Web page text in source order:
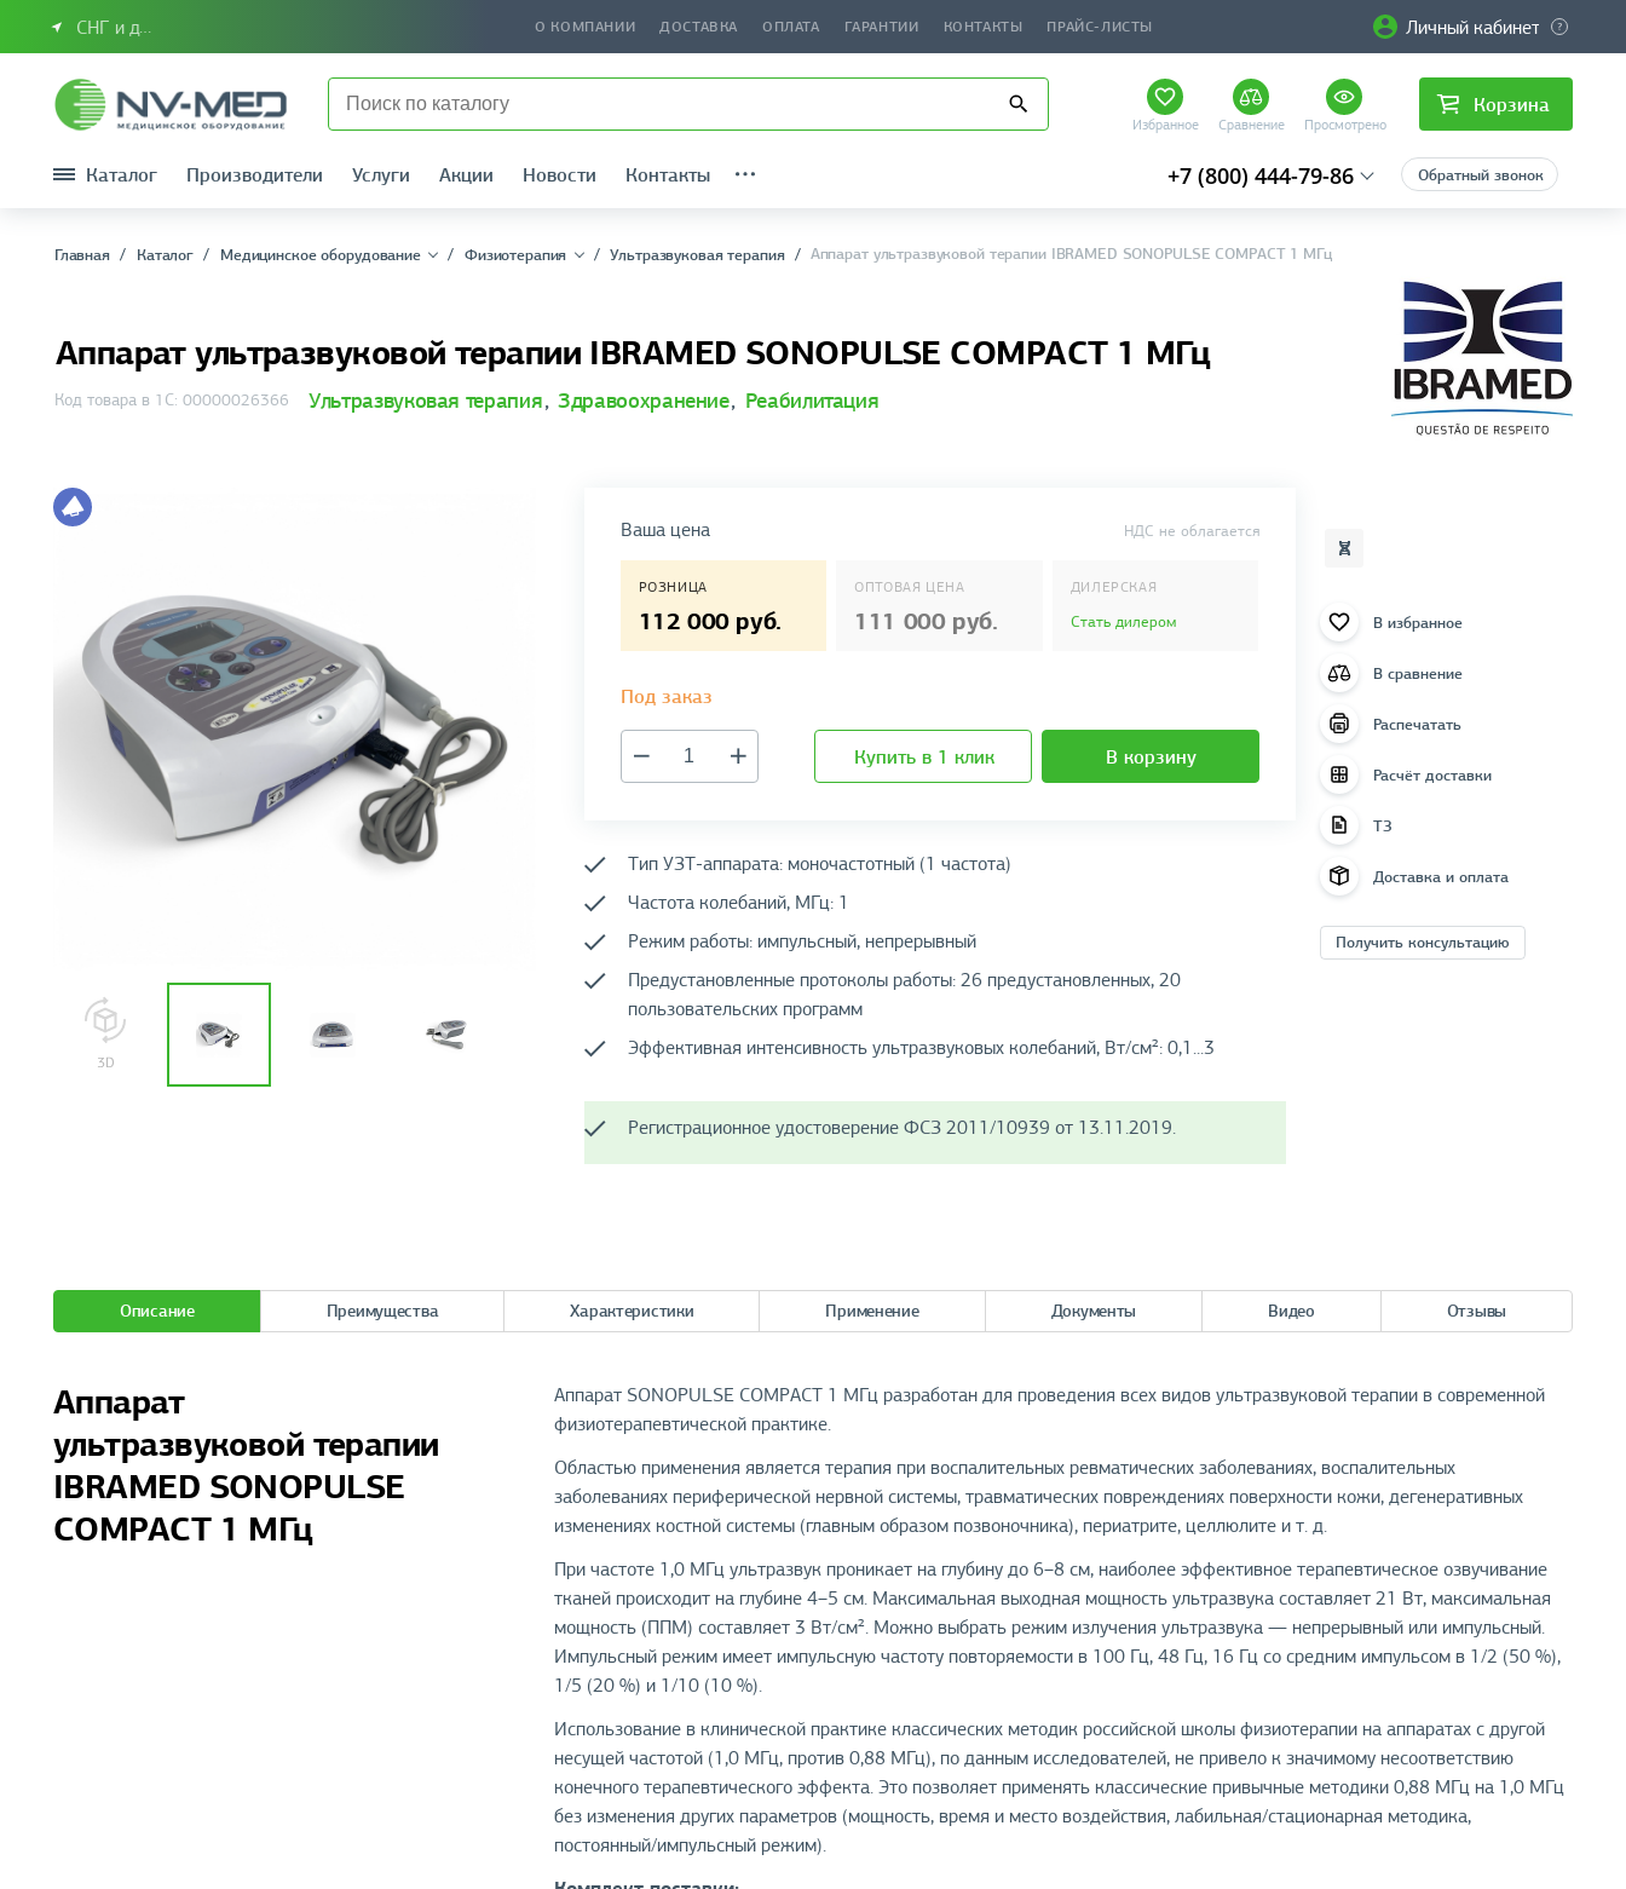
СНГ и другие страны О КОМПАНИИ ДОСТАВКА ОПЛАТА ГАРАНТИИ КОНТАКТЫ ПРАЙС-ЛИСТЫ Личный кабинет
Избранное Сравнение Просмотрено
Корзина
Каталог Производители Услуги Акции Новости Контакты +7 (800) 444-79-86 Обратный звонок
Главная Каталог Медицинское оборудование Физиотерапия Ультразвуковая терапия Аппарат ультразвуковой терапии IBRAMED SONOPULSE COMPACT 1 МГц
Аппарат ультразвуковой терапии IBRAMED SONOPULSE COMPACT 1 МГц
Код товара в 1С: 00000026366 Ультразвуковая терапия, Здравоохранение, Реабилитация
Ваша цена НДС не облагается
РОЗНИЦА
112 000 руб.
ОПТОВАЯ ЦЕНА
111 000 руб.
ДИЛЕРСКАЯ
Стать дилером
Под заказ
Купить в 1 клик В корзину
Тип УЗТ-аппарата: моночастотный (1 частота)
Частота колебаний, МГц: 1
Режим работы: импульсный, непрерывный
Предустановленные протоколы работы: 26 предустановленных, 20
пользовательских программ
Эффективная интенсивность ультразвуковых колебаний, Вт/см²: 0,1...3
Регистрационное удостоверение ФСЗ 2011/10939 от 13.11.2019.
В избранное
В сравнение
Распечатать
Расчёт доставки
ТЗ
Доставка и оплата
Получить консультацию
Описание Преимущества Характеристики Применение Документы Видео Отзывы
Аппарат
ультразвуковой терапии
IBRAMED SONOPULSE
COMPACT 1 МГц
Аппарат SONOPULSE COMPACT 1 МГц разработан для проведения всех видов ультразвуковой терапии в современной
физиотерапевтической практике.
Областью применения является терапия при воспалительных ревматических заболеваниях, воспалительных
заболеваниях периферической нервной системы, травматических повреждениях поверхности кожи, дегенеративных
изменениях костной системы (главным образом позвоночника), периатрите, целлюлите и т. д.
При частоте 1,0 МГц ультразвук проникает на глубину до 6–8 см, наиболее эффективное терапевтическое озвучивание
тканей происходит на глубине 4–5 см. Максимальная выходная мощность ультразвука составляет 21 Вт, максимальная
мощность (ППМ) составляет 3 Вт/cм². Можно выбрать режим излучения ультразвука — непрерывный или импульсный.
Импульсный режим имеет импульсную частоту повторяемости в 100 Гц, 48 Гц, 16 Гц со средним импульсом в 1/2 (50 %),
1/5 (20 %) и 1/10 (10 %).
Использование в клинической практике классических методик российской школы физиотерапии на аппаратах с другой
несущей частотой (1,0 МГц, против 0,88 МГц), по данным исследователей, не привело к значимому несоответствию
конечного терапевтического эффекта. Это позволяет применять классические привычные методики 0,88 МГц на 1,0 МГц
без изменения других параметров (мощность, время и место воздействия, лабильная/стационарная методика,
постоянный/импульсный режим).